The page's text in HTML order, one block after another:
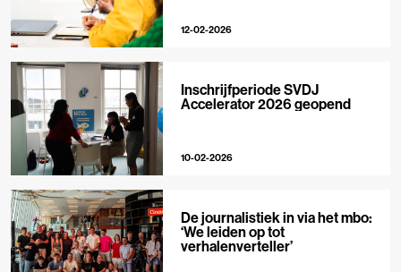
12-02-2026
Inschrijfperiode SVDJ
Accelerator 2026 geopend
10-02-2026
De journalistiek in via het mbo:
‘We leiden op tot
verhalenverteller’